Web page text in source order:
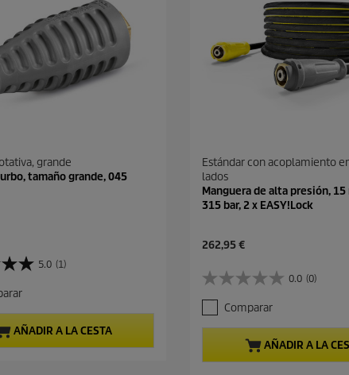
grande
tamaño grande, 045
5.0 (1)
AÑADIR A LA CESTA
Estándar con acoplamiento
lados
Manguera de alta presión, 15
315 bar, 2 x EASY!Lock
P
e
c
i
o
a
t
262,95 €
0.0 (0)
0
.
0
d
Comparar
AÑADIR A LA